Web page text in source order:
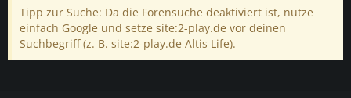
Tipp zur Suche: Da die Forensuche deaktiviert ist, nutze
einfach Google und setze site:2-play.de vor deinen
Suchbegriff (z. B. site:2-play.de Altis Life).